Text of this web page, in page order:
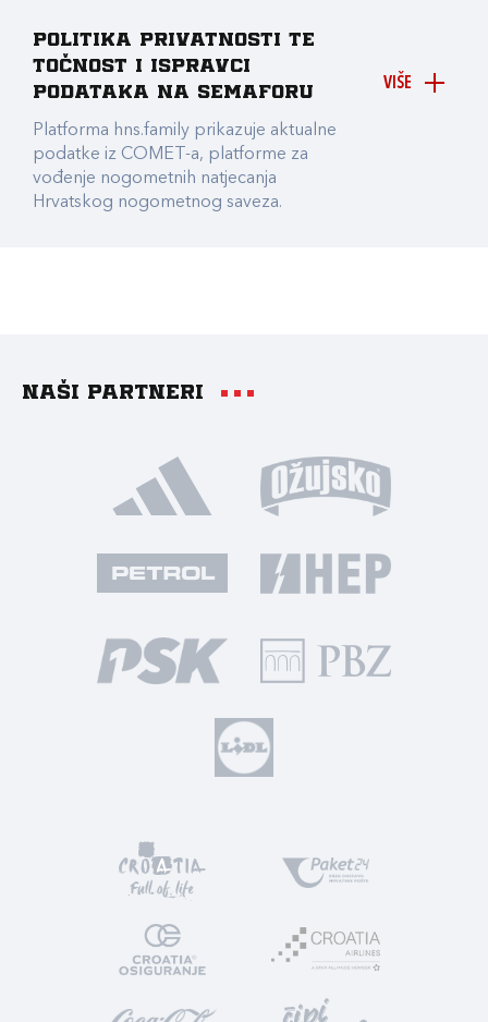
VIŠE
Politika privatnosti te
točnost i ispravci
podataka na Semaforu
Platforma hns.family prikazuje aktualne
podatke iz COMET-a, platforme za
vođenje nogometnih natjecanja
Hrvatskog nogometnog saveza.
Naši partneri